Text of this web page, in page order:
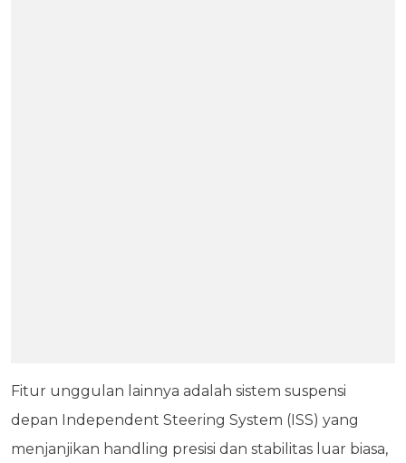
Fitur unggulan lainnya adalah sistem suspensi
depan Independent Steering System (ISS) yang
menjanjikan handling presisi dan stabilitas luar biasa,